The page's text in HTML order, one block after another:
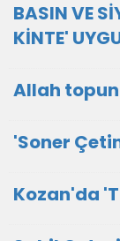
BASIN VE
KİNTE'
Allah
'Soner
Kozan'da